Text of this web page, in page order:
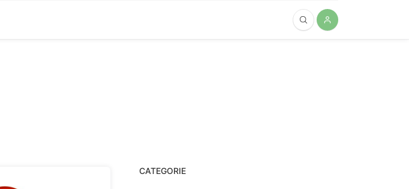
CATEGORIE